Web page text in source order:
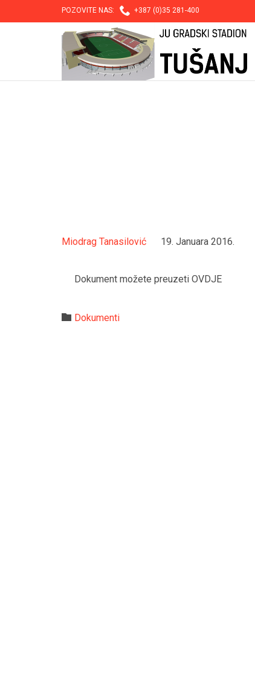
POZOVITE NAS:  +387 (0)35 281-400
Miodrag Tanasilović 19. Januara 2016.
Dokument možete preuzeti OVDJE
 Category
Dokumenti